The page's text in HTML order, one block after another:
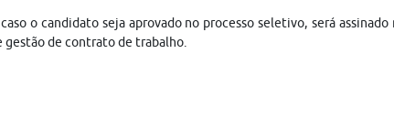
o candidato seja aprovado no processo seletivo, será
gestão de contrato de trabalho.